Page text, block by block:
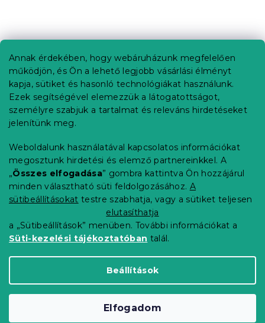
Annak érdekében, hogy webáruházunk megfelelően
működjön, és Ön a lehető legjobb vásárlási élményt
kapja, sütiket és hasonló technológiákat használunk.
Ezek segítségével elemezzük a látogatottságot,
személyre szabjuk a tartalmat és releváns hirdetéseket
jelenítünk meg.
Weboldalunk használatával kapcsolatos információkat
megosztunk hirdetési és elemző partnereinkkel. A
„Összes elfogadása” gombra kattintva Ön hozzájárul
minden választható süti feldolgozásához. A
sütibeállításokat testre szabhatja, vagy a sütiket teljesen
elutasíthatja
a „Sütibeállítások” menüben. További információkat a
Süti-kezelési tájékoztatóban talál.
Beállítások
Elfogadom
á
Információ az Ön számára
Rendelés követése
Szállítási lehetőségek
Fizetési lehetőségek
Reklamáció és áruvisszaküldés
Elérhetőség
Általános szerződési feltételek
Adatvédelmi nyilatkozat
Blog
Partnereinknek
Copyright 2026Elerheto otthon. Minden jog
Süti beállítások szerkesztése